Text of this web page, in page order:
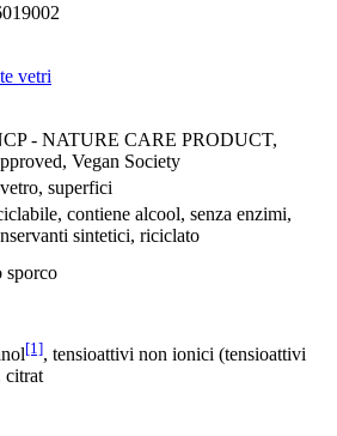
vetri
- NATURE CARE PRODUCT,
Vegan Society
superfici
contiene alcool, senza enzimi,
sintetici, riciclato
sporco
[1], tensioattivi non ionici (tensioattivi
citrat